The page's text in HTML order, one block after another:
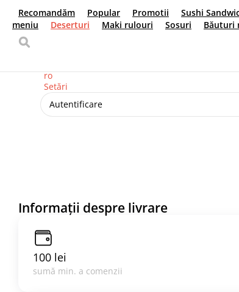
Livrare de mâncare
Кишинёв
ro
Setări
Autentificare
Informații despre livrare
100 lei
sumă min. a comenzii